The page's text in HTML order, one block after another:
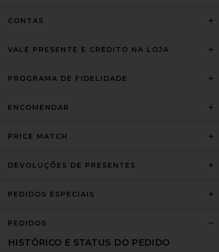
CONTAS
VALE PRESENTE E CRÉDITO NA LOJA
PROGRAMA DE FIDELIDADE
ENCOMENDAR
PRICE MATCH
DEVOLUÇÕES DE PRESENTES
PEDIDOS ESPECIAIS
PEDIDOS
HISTÓRICO E STATUS DO PEDIDO